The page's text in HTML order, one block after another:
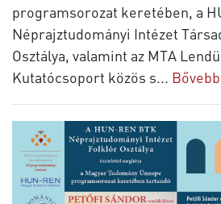
programsorozat keretében, a
Néprajztudományi Intézet
Osztálya, valamint az MTA
Kutatócsoport közös s...